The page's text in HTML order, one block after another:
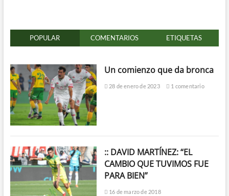
POPULAR COMENTARIOS ETIQUETAS
Un comienzo que da bronca
28 de enero de 2023 1 comentario
:: DAVID MARTÍNEZ: “EL
CAMBIO QUE TUVIMOS FUE
PARA BIEN”
16 de marzo de 2018